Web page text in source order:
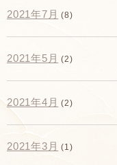
2021年7月 (8)
2021年5月 (2)
2021年4月 (2)
2021年3月 (1)